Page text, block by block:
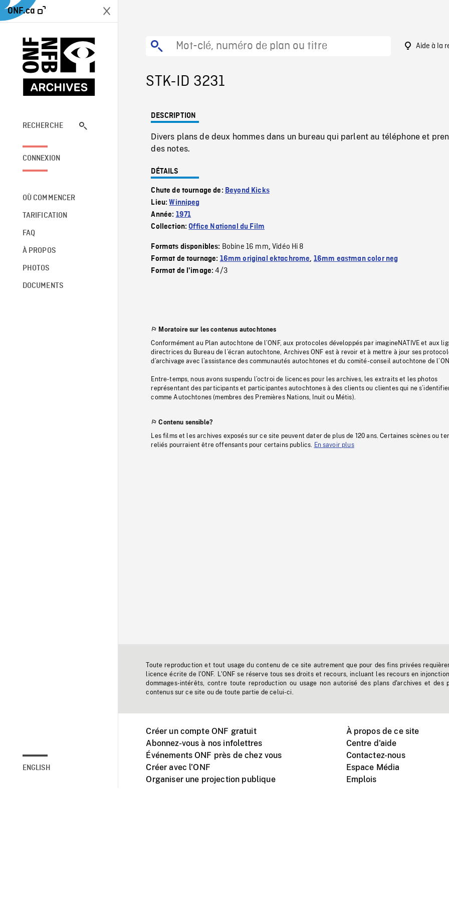
ONF.ca
RECHERCHE
CONNEXION
OÙ COMMENCER
TARIFICATION
FAQ
À PROPOS
PHOTOS
DOCUMENTS
ENGLISH
Aide à la
STK-ID 3231
DESCRIPTION
Divers plans de deux hommes dans un bureau qui parlent au téléphone et
des notes.
DÉTAILS
Chute de tournage de: Beyond Kicks
Lieu:Winnipeg
Année: 1971
Collection:Office National du Film
Formats disponibles: Bobine 16 mm,Vidéo Hi 8
Format de tournage: 16mm original ektachrome, 16mm eastman color neg
Format de l'image:4/3
Moratoire sur les contenus autochtones
Conformément au Plan autochtone de l’ONF, aux protocoles développés par imagineNATIVE et aux
directrices du Bureau de l’écran autochtone, Archives ONF est à revoir et à mettre à jour ses
d’archivage avec l’assistance des communautés autochtones et du comité-conseil autochtone de
Entre-temps, nous avons suspendu l’octroi de licences pour les archives, les extraits et les photos
représentant des participants et participantes autochtones à des clients ou clientes qui ne
comme Autochtones (membres des Premières Nations, Inuit ou Métis).
Contenu sensible?
Les films et les archives exposés sur ce site peuvent dater de plus de 120 ans. Certaines scènes ou
reliés pourraient être offensants pour certains publics. En savoir plus
Toute reproduction et tout usage du contenu de ce site autrement que pour des fins privées
licence écrite de l'ONF. L'ONF se réserve tous ses droits et recours, incluant les recours en
dommages-intérêts, contre toute reproduction ou usage non autorisé des plans d'archives et des
contenus sur ce site ou de toute partie de celui-ci.
Créer un compte ONF gratuit
Abonnez-vous à nos infolettres
Événements ONF près de chez vous
Créer avec l’ONF
Organiser une projection publique
À propos de ce site
Centre d'aide
Contactez-nous
Espace Média
Emplois